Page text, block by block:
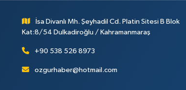
İsa Divanlı Mh. Şeyhadil Cd. Platin Sitesi B Blok
Kat:8/54 Dulkadiroğlu / Kahramanmaraş
+90 538 526 8973
ozgurhaber@hotmail.com